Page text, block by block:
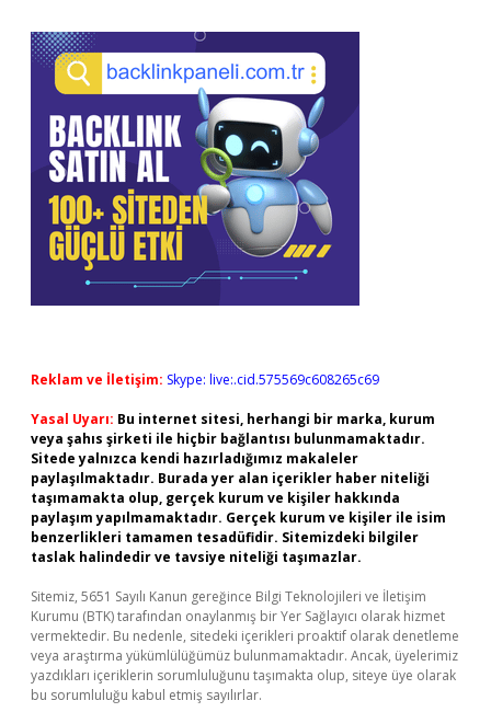
Reklam ve İletişim: Skype: live:.cid.575569c608265c69
Yasal Uyarı: Bu internet sitesi, herhangi bir marka, kurum
veya şahıs şirketi ile hiçbir bağlantısı bulunmamaktadır.
Sitede yalnızca kendi hazırladığımız makaleler
paylaşılmaktadır. Burada yer alan içerikler haber niteliği
taşımamakta olup, gerçek kurum ve kişiler hakkında
paylaşım yapılmamaktadır. Gerçek kurum ve kişiler ile isim
benzerlikleri tamamen tesadüfidir. Sitemizdeki bilgiler
taslak halindedir ve tavsiye niteliği taşımazlar.
Sitemiz, 5651 Sayılı Kanun gereğince Bilgi Teknolojileri ve İletişim
Kurumu (BTK) tarafından onaylanmış bir Yer Sağlayıcı olarak hizmet
vermektedir. Bu nedenle, sitedeki içerikleri proaktif olarak denetleme
veya araştırma yükümlülüğümüz bulunmamaktadır. Ancak, üyelerimiz
yazdıkları içeriklerin sorumluluğunu taşımakta olup, siteye üye olarak
bu sorumluluğu kabul etmiş sayılırlar.